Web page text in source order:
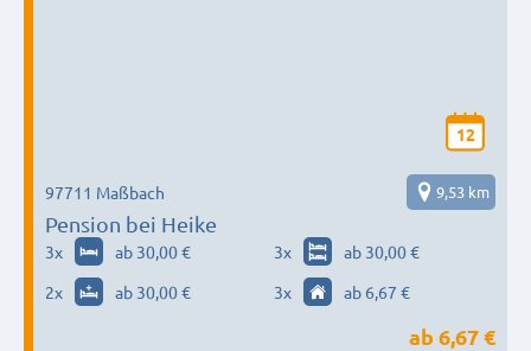
12
Pension bei Heike
97711 Maßbach 9,53 km
3x ab 30,00 € 3x
ab 30,00 €
2x ab 30,00 € 3x ab 6,67 €
ab 6,67 €